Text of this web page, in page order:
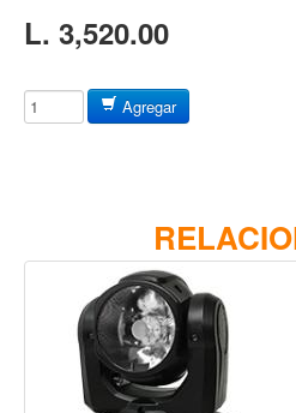
Acustica
Pergaminos
Pedestal para platillo
Pedestal para Hi-Hat
Pedestal para redoblante
Herrajes
L. 3,520.00
Agregar